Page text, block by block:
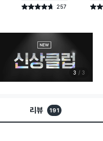
별점 4.7점 257
건 작성 별점
3 3
리뷰 191